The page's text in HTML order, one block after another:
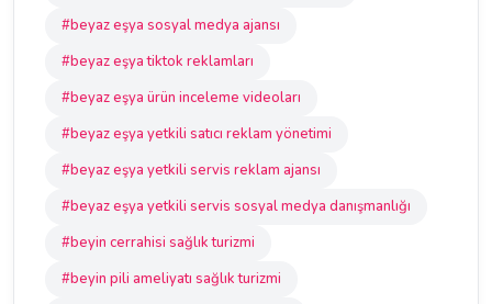
#beyaz eşya sosyal medya ajansı
#beyaz eşya tiktok reklamları
#beyaz eşya ürün inceleme videoları
#beyaz eşya yetkili satıcı reklam yönetimi
#beyaz eşya yetkili servis reklam ajansı
#beyaz eşya yetkili servis sosyal medya danışmanlığı
#beyin cerrahisi sağlık turizmi
#beyin pili ameliyatı sağlık turizmi